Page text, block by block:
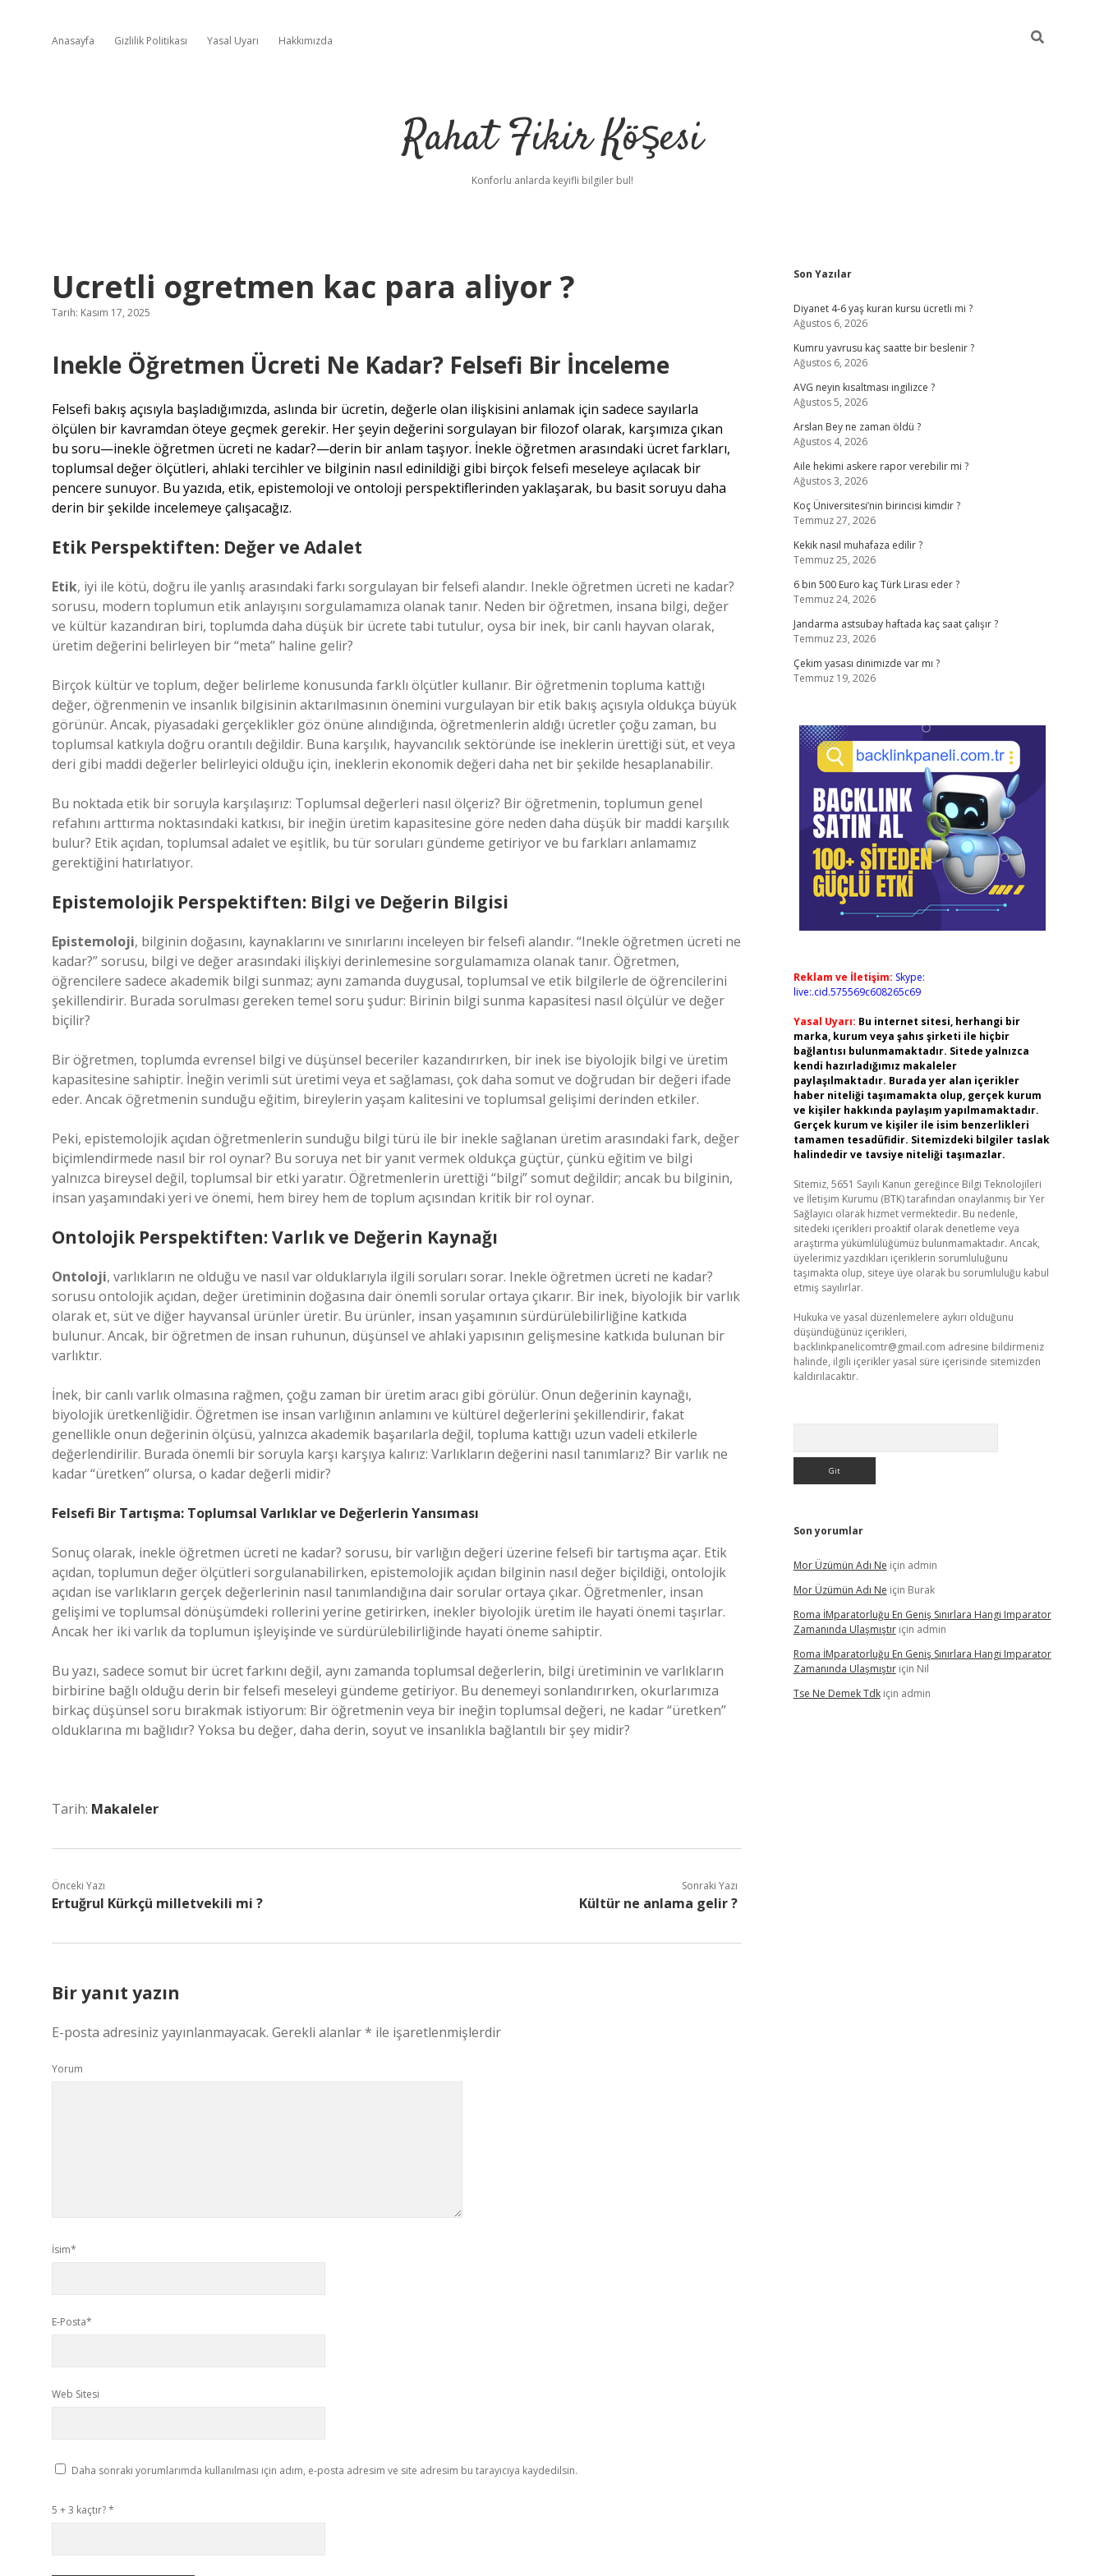
Anasayfa Gizlilik Politikası Yasal Uyarı Hakkımızda
Rahat Fikir Köşesi
Konforlu anlarda keyifli bilgiler bul!
Ucretli ogretmen kac para aliyor ?
Tarih: Kasım 17, 2025
Inekle Öğretmen Ücreti Ne Kadar? Felsefi Bir İnceleme
Felsefi bakış açısıyla başladığımızda, aslında bir ücretin, değerle olan ilişkisini anlamak için sadece sayılarla
ölçülen bir kavramdan öteye geçmek gerekir. Her şeyin değerini sorgulayan bir filozof olarak, karşımıza çıkan
bu soru—inekle öğretmen ücreti ne kadar?—derin bir anlam taşıyor. İnekle öğretmen arasındaki ücret farkları,
toplumsal değer ölçütleri, ahlaki tercihler ve bilginin nasıl edinildiği gibi birçok felsefi meseleye açılacak bir
pencere sunuyor. Bu yazıda, etik, epistemoloji ve ontoloji perspektiflerinden yaklaşarak, bu basit soruyu daha
derin bir şekilde incelemeye çalışacağız.
Etik Perspektiften: Değer ve Adalet
Etik, iyi ile kötü, doğru ile yanlış arasındaki farkı sorgulayan bir felsefi alandır. Inekle öğretmen ücreti ne kadar?
sorusu, modern toplumun etik anlayışını sorgulamamıza olanak tanır. Neden bir öğretmen, insana bilgi, değer
ve kültür kazandıran biri, toplumda daha düşük bir ücrete tabi tutulur, oysa bir inek, bir canlı hayvan olarak,
üretim değerini belirleyen bir “meta” haline gelir?
Birçok kültür ve toplum, değer belirleme konusunda farklı ölçütler kullanır. Bir öğretmenin topluma kattığı
değer, öğrenmenin ve insanlık bilgisinin aktarılmasının önemini vurgulayan bir etik bakış açısıyla oldukça büyük
görünür. Ancak, piyasadaki gerçeklikler göz önüne alındığında, öğretmenlerin aldığı ücretler çoğu zaman, bu
toplumsal katkıyla doğru orantılı değildir. Buna karşılık, hayvancılık sektöründe ise ineklerin ürettiği süt, et veya
deri gibi maddi değerler belirleyici olduğu için, ineklerin ekonomik değeri daha net bir şekilde hesaplanabilir.
Bu noktada etik bir soruyla karşılaşırız: Toplumsal değerleri nasıl ölçeriz? Bir öğretmenin, toplumun genel
refahını arttırma noktasındaki katkısı, bir ineğin üretim kapasitesine göre neden daha düşük bir maddi karşılık
bulur? Etik açıdan, toplumsal adalet ve eşitlik, bu tür soruları gündeme getiriyor ve bu farkları anlamamız
gerektiğini hatırlatıyor.
Epistemolojik Perspektiften: Bilgi ve Değerin Bilgisi
Epistemoloji, bilginin doğasını, kaynaklarını ve sınırlarını inceleyen bir felsefi alandır. “Inekle öğretmen ücreti ne
kadar?” sorusu, bilgi ve değer arasındaki ilişkiyi derinlemesine sorgulamamıza olanak tanır. Öğretmen,
öğrencilere sadece akademik bilgi sunmaz; aynı zamanda duygusal, toplumsal ve etik bilgilerle de öğrencilerini
şekillendirir. Burada sorulması gereken temel soru şudur: Birinin bilgi sunma kapasitesi nasıl ölçülür ve değer
biçilir?
Bir öğretmen, toplumda evrensel bilgi ve düşünsel beceriler kazandırırken, bir inek ise biyolojik bilgi ve üretim
kapasitesine sahiptir. İneğin verimli süt üretimi veya et sağlaması, çok daha somut ve doğrudan bir değeri ifade
eder. Ancak öğretmenin sunduğu eğitim, bireylerin yaşam kalitesini ve toplumsal gelişimi derinden etkiler.
Peki, epistemolojik açıdan öğretmenlerin sunduğu bilgi türü ile bir inekle sağlanan üretim arasındaki fark, değer
biçimlendirmede nasıl bir rol oynar? Bu soruya net bir yanıt vermek oldukça güçtür, çünkü eğitim ve bilgi
yalnızca bireysel değil, toplumsal bir etki yaratır. Öğretmenlerin ürettiği “bilgi” somut değildir; ancak bu bilginin,
insan yaşamındaki yeri ve önemi, hem birey hem de toplum açısından kritik bir rol oynar.
Ontolojik Perspektiften: Varlık ve Değerin Kaynağı
Ontoloji, varlıkların ne olduğu ve nasıl var olduklarıyla ilgili soruları sorar. Inekle öğretmen ücreti ne kadar?
sorusu ontolojik açıdan, değer üretiminin doğasına dair önemli sorular ortaya çıkarır. Bir inek, biyolojik bir varlık
olarak et, süt ve diğer hayvansal ürünler üretir. Bu ürünler, insan yaşamının sürdürülebilirliğine katkıda
bulunur. Ancak, bir öğretmen de insan ruhunun, düşünsel ve ahlaki yapısının gelişmesine katkıda bulunan bir
varlıktır.
İnek, bir canlı varlık olmasına rağmen, çoğu zaman bir üretim aracı gibi görülür. Onun değerinin kaynağı,
biyolojik üretkenliğidir. Öğretmen ise insan varlığının anlamını ve kültürel değerlerini şekillendirir, fakat
genellikle onun değerinin ölçüsü, yalnızca akademik başarılarla değil, topluma kattığı uzun vadeli etkilerle
değerlendirilir. Burada önemli bir soruyla karşı karşıya kalırız: Varlıkların değerini nasıl tanımlarız? Bir varlık ne
kadar “üretken” olursa, o kadar değerli midir?
Felsefi Bir Tartışma: Toplumsal Varlıklar ve Değerlerin Yansıması
Sonuç olarak, inekle öğretmen ücreti ne kadar? sorusu, bir varlığın değeri üzerine felsefi bir tartışma açar. Etik
açıdan, toplumun değer ölçütleri sorgulanabilirken, epistemolojik açıdan bilginin nasıl değer biçildiği, ontolojik
açıdan ise varlıkların gerçek değerlerinin nasıl tanımlandığına dair sorular ortaya çıkar. Öğretmenler, insan
gelişimi ve toplumsal dönüşümdeki rollerini yerine getirirken, inekler biyolojik üretim ile hayati önemi taşırlar.
Ancak her iki varlık da toplumun işleyişinde ve sürdürülebilirliğinde hayati öneme sahiptir.
Bu yazı, sadece somut bir ücret farkını değil, aynı zamanda toplumsal değerlerin, bilgi üretiminin ve varlıkların
birbirine bağlı olduğu derin bir felsefi meseleyi gündeme getiriyor. Bu denemeyi sonlandırırken, okurlarımıza
birkaç düşünsel soru bırakmak istiyorum: Bir öğretmenin veya bir ineğin toplumsal değeri, ne kadar “üretken”
olduklarına mı bağlıdır? Yoksa bu değer, daha derin, soyut ve insanlıkla bağlantılı bir şey midir?
Tarih: Makaleler
Önceki Yazı
Ertuğrul Kürkçü milletvekili mi ?
Sonraki Yazı
Kültür ne anlama gelir ?
Bir yanıt yazın
E-posta adresiniz yayınlanmayacak. Gerekli alanlar* ile işaretlenmişlerdir
Yorum
İsim*
E-Posta*
Web Sitesi
Daha sonraki yorumlarımda kullanılması için adım, e-posta adresim ve site adresim bu tarayıcıya kaydedilsin.
5 + 3 kaçtır?*
Sidebar
Son Yazılar
Diyanet 4-6 yaş kuran kursu ücretli mi ?
Ağustos 6, 2026
Kumru yavrusu kaç saatte bir beslenir ?
Ağustos 6, 2026
AVG neyin kısaltması ingilizce ?
Ağustos 5, 2026
Arslan Bey ne zaman öldü ?
Ağustos 4, 2026
Aile hekimi askere rapor verebilir mi ?
Ağustos 3, 2026
Koç Üniversitesi’nin birincisi kimdir ?
Temmuz 27, 2026
Kekik nasıl muhafaza edilir ?
Temmuz 25, 2026
6 bin 500 Euro kaç Türk Lirası eder ?
Temmuz 24, 2026
Jandarma astsubay haftada kaç saat çalışır ?
Temmuz 23, 2026
Çekim yasası dinimizde var mı ?
Temmuz 19, 2026
Reklam ve İletişim: Skype:
live:.cid.575569c608265c69
Yasal Uyarı: Bu internet sitesi, herhangi bir
marka, kurum veya şahıs şirketi ile hiçbir
bağlantısı bulunmamaktadır. Sitede yalnızca
kendi hazırladığımız makaleler
paylaşılmaktadır. Burada yer alan içerikler
haber niteliği taşımamakta olup, gerçek kurum
ve kişiler hakkında paylaşım yapılmamaktadır.
Gerçek kurum ve kişiler ile isim benzerlikleri
tamamen tesadüfidir. Sitemizdeki bilgiler taslak
halindedir ve tavsiye niteliği taşımazlar.
Sitemiz, 5651 Sayılı Kanun gereğince Bilgi Teknolojileri
ve İletişim Kurumu (BTK) tarafından onaylanmış bir Yer
Sağlayıcı olarak hizmet vermektedir. Bu nedenle,
sitedeki içerikleri proaktif olarak denetleme veya
araştırma yükümlülüğümüz bulunmamaktadır. Ancak,
üyelerimiz yazdıkları içeriklerin sorumluluğunu
taşımakta olup, siteye üye olarak bu sorumluluğu kabul
etmiş sayılırlar.
Hukuka ve yasal düzenlemelere aykırı olduğunu
düşündüğünüz içerikleri,
backlinkpanelicomtr@gmail.com adresine bildirmeniz
halinde, ilgili içerikler yasal süre içerisinde sitemizden
kaldırılacaktır.
Son yorumlar
Mor Üzümün Adı Ne için admin
Mor Üzümün Adı Ne için Burak
Roma İMparatorluğu En Geniş Sınırlara Hangi Imparator
Zamanında Ulaşmıştıriçin admin
Roma İMparatorluğu En Geniş Sınırlara Hangi Imparator
Zamanında Ulaşmıştıriçin Nil
Tse Ne Demek Tdkiçin admin
ilbet yeni giriş